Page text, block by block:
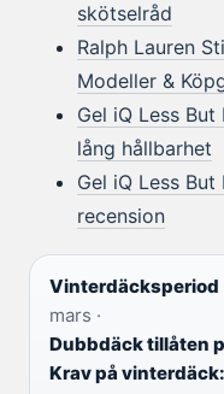
skötselråd
Ralph Lauren
Modeller &
Gel iQ Less
lång hållbarhet
Gel iQ Less
recension
Vinterdäcksperiod
mars ·
Dubbdäck tillåten
Krav på vinterdäck: